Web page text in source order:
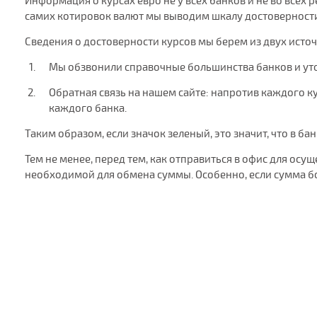
самих котировок валют мы выводим шкалу
Сведения о достоверности курсов мы берем из двух
Мы обзвонили справочные большинства банков и
Обратная связь на нашем сайте: напротив каждого
каждого банка.
Таким образом, если значок зеленый, это значит, что в
Тем не менее, перед тем, как отправиться в офис для
необходимой для обмена суммы. Особенно, если сумма